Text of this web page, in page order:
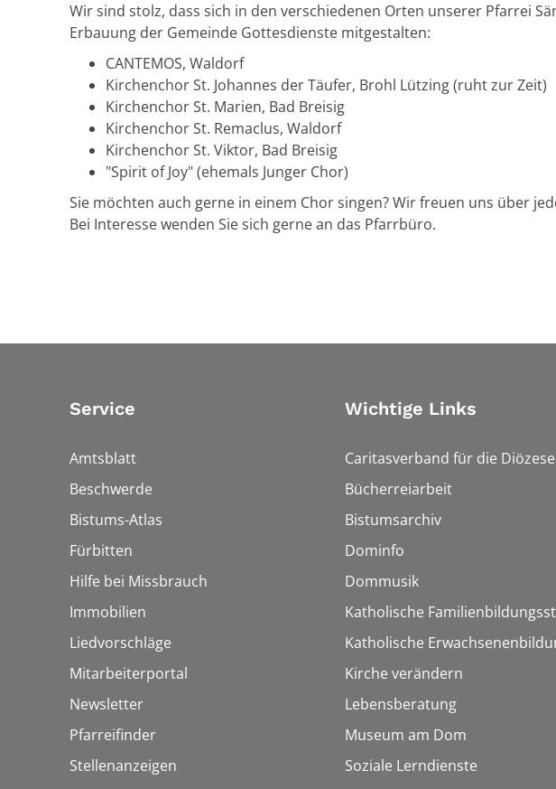
Wir sind stolz, dass sich in den verschiedenen Orten unserer Pfarrei
Erbauung der Gemeinde Gottesdienste mitgestalten:
CANTEMOS, Waldorf
Kirchenchor St. Johannes der Täufer, Brohl Lützing (ruht zur Zeit)
Kirchenchor St. Marien, Bad Breisig
Kirchenchor St. Remaclus, Waldorf
Kirchenchor St. Viktor, Bad Breisig
"Spirit of Joy" (ehemals Junger Chor)
Sie möchten auch gerne in einem Chor singen? Wir freuen uns über
Bei Interesse wenden Sie sich gerne an das Pfarrbüro.
Service
Amtsblatt
Beschwerde
Bistums-Atlas
Fürbitten
Hilfe bei Missbrauch
Immobilien
Liedvorschläge
Mitarbeiterportal
Newsletter
Pfarreifinder
Stellenanzeigen
Wichtige Links
Caritasverband für die
Bücherreiarbeit
Bistumsarchiv
Dominfo
Dommusik
Katholische
Katholische
Kirche verändern
Lebensberatung
Museum am Dom
Soziale Lerndienste